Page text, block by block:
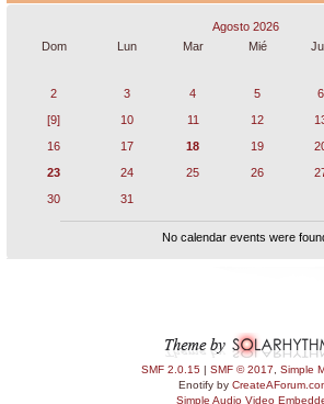
Agosto 2026
Dom
Lun Mar Mié
2
3 4 5 6
[9]
10 11 12
16
17 18 19
23
24 25 26
30
31
No calendar events were
SMF 2.0.15 | SMF © 2017
Simple
Enotify by
Simple Audio Video